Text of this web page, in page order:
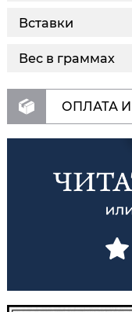
Вставки
Вес в граммах
ОПЛАТА